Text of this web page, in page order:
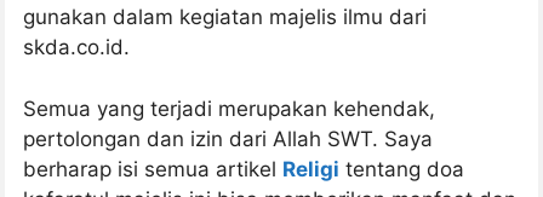
gunakan dalam kegiatan majelis ilmu dari
skda.co.id.
Semua yang terjadi merupakan kehendak,
pertolongan dan izin dari Allah SWT. Saya
berharap isi semua artikel Religi tentang doa